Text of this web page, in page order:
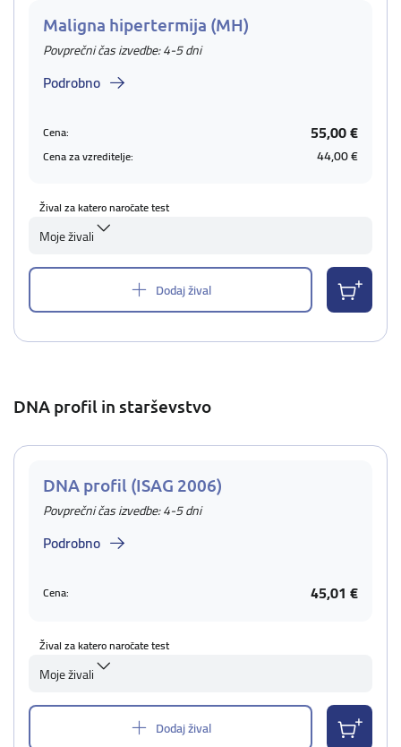
Maligna hipertermija (MH)
Povprečni čas izvedbe: 4-5 dni
Podrobno
Cena: 55,00 €
Cena za vzreditelje: 44,00 €
Žival za katero naročate test
Moje živali
Dodaj žival
DNA profil in starševstvo
DNA profil (ISAG 2006)
Povprečni čas izvedbe: 4-5 dni
Podrobno
Cena: 45,01 €
Žival za katero naročate test
Moje živali
Dodaj žival